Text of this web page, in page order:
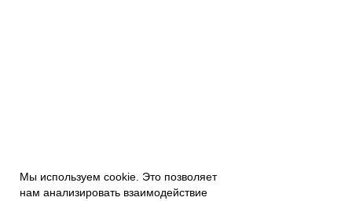
Мы используем cookie. Это позволяет
нам анализировать взаимодействие